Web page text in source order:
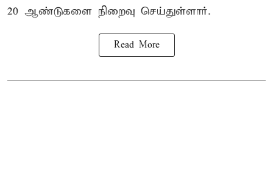
20 ஆண்டுகளை நிறைவு செய்துள்ளார்.
Read More